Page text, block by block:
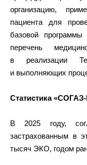
организацию,
пациента для
базовой
перечень
в реализации
и выполняющих
Статистика
В 2025 году,
застрахованным в
тысяч ЭКО, годом